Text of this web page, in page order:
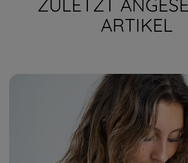
ZULETZT
ARTIKEL